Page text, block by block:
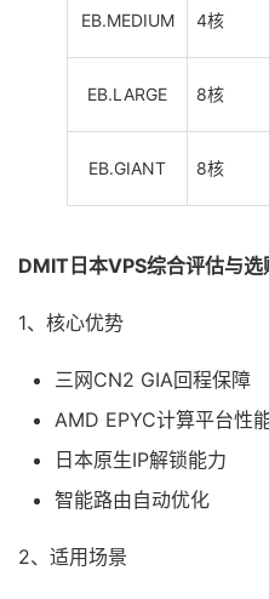
EB.MEDIUM 4核
EB.LARGE 8核
EB.GIANT 8核
DMIT日本VPS综合评估与选
1、核心优势
三网CN2 GIA回程保障
AMD EPYC计算平台性
日本原生IP解锁能力
智能路由自动优化
2、适用场景